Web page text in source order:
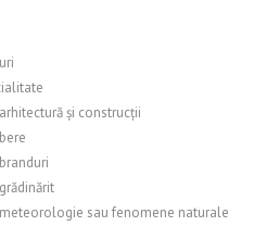
și construcții
meteorologie sau fenomene naturale